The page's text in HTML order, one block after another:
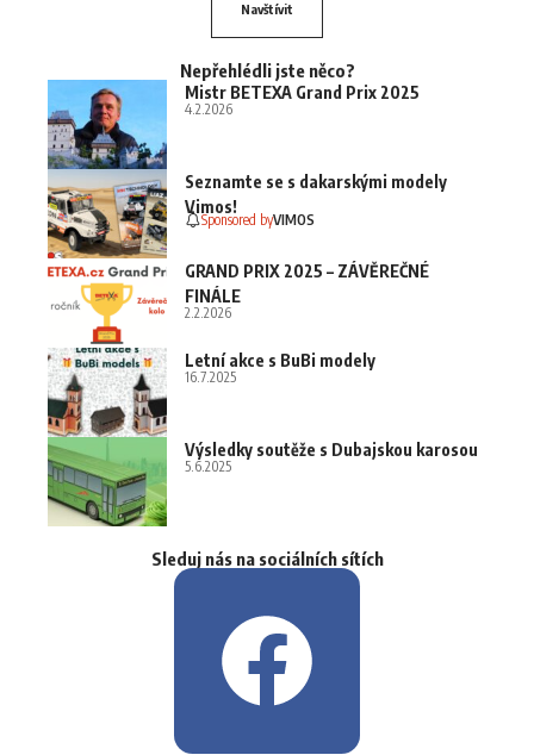
Navštívit
Nepřehlédli jste něco?
Mistr BETEXA Grand Prix 2025
4.2.2026
Seznamte se s dakarskými modely
Vimos!
Sponsored byVIMOS
GRAND PRIX 2025 – ZÁVĚREČNÉ
FINÁLE
2.2.2026
Letní akce s BuBi modely
16.7.2025
Výsledky soutěže s Dubajskou karosou
5.6.2025
Sleduj nás na sociálních sítích